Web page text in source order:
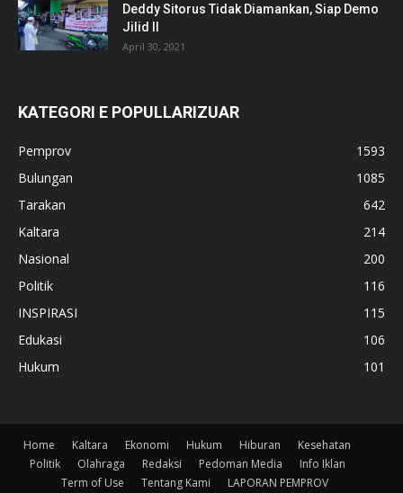
Deddy Sitorus Tidak Diamankan, Siap Demo
Jilid II
April 30, 2021
KATEGORI E POPULLARIZUAR
Pemprov
1593
Bulungan
1085
Tarakan
642
Kaltara
214
Nasional
200
Politik
116
INSPIRASI
115
Edukasi
106
Hukum
101
Home Kaltara Ekonomi Hukum Hiburan
Kesehatan
Politik
Olahraga Redaksi Pedoman Media
Info Iklan
Term of Use
Tentang Kami LAPORAN PEMPROV